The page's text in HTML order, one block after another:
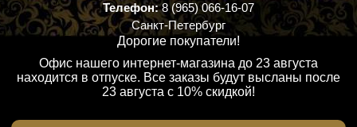
Телефон:8 (965) 066-16-07
Санкт-Петербург
Дорогие покупатели!
Офис нашего интернет-магазина до 23 августа
находится в отпуске. Все заказы будут высланы после
23 августа с 10% скидкой!